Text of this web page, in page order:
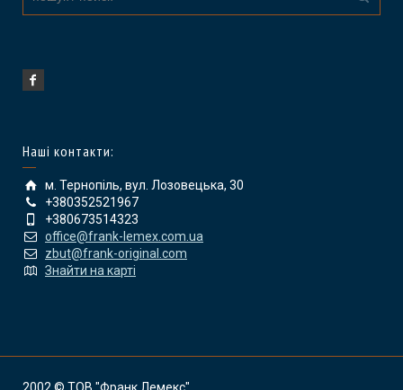
Наші контакти:
м. Тернопіль, вул. Лозовецька, 30
+380352521967
+380673514323
office@frank-lemex.com.ua
zbut@frank-original.com
Знайти на карті